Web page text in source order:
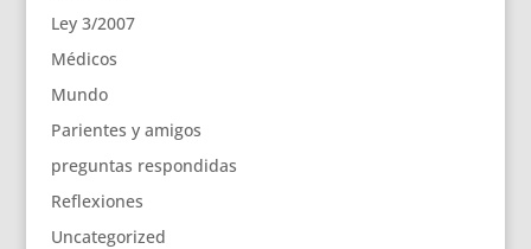
Ley 3/2007
Médicos
Mundo
Parientes y amigos
preguntas respondidas
Reflexiones
Uncategorized